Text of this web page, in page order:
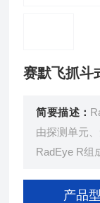
赛默飞抓斗
简要描述：
由探测单元
RadEye R组
产品